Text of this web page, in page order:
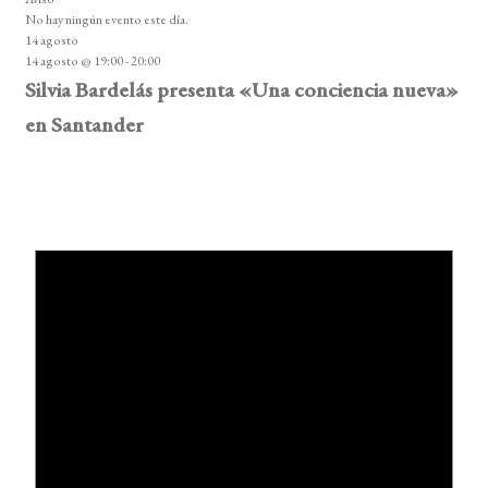
No hay ningún evento este día.
14 agosto
14 agosto @ 19:00-20:00
Silvia Bardelás presenta «Una conciencia nueva»
en Santander